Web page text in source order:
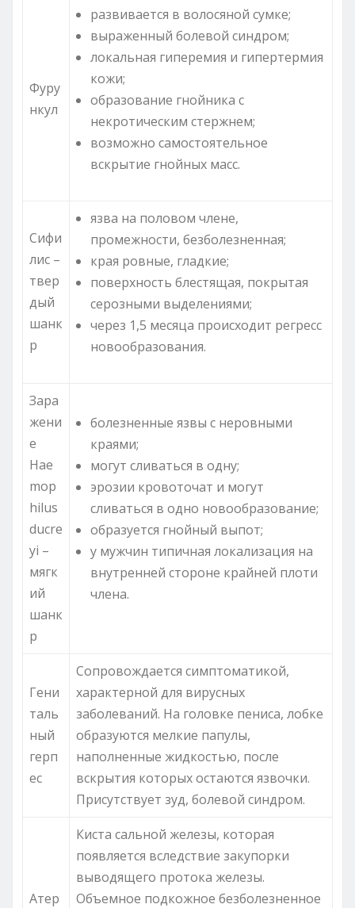
Фуру
нкул
развивается в волосяной сумке;
выраженный болевой синдром;
локальная гиперемия и гипертермия
кожи;
образование гнойника с
некротическим стержнем;
возможно самостоятельное
вскрытие гнойных масс.
Сифи
лис –
твер
дый
шанк
р
язва на половом члене,
промежности, безболезненная;
края ровные, гладкие;
поверхность блестящая, покрытая
серозными выделениями;
через 1,5 месяца происходит регресс
новообразования.
Зара
жени
е
Hae
mop
hilus
ducre
yi –
мягк
ий
шанк
р
болезненные язвы с неровными
краями;
могут сливаться в одну;
эрозии кровоточат и могут
сливаться в одно новообразование;
образуется гнойный выпот;
у мужчин типичная локализация на
внутренней стороне крайней плоти
члена.
Гени
таль
ный
герп
ес
Сопровождается симптоматикой,
характерной для вирусных
заболеваний. На головке пениса, лобке
образуются мелкие папулы,
наполненные жидкостью, после
вскрытия которых остаются язвочки.
Присутствует зуд, болевой синдром.
Атер
Киста сальной железы, которая
появляется вследствие закупорки
выводящего протока железы.
Объемное подкожное безболезненное